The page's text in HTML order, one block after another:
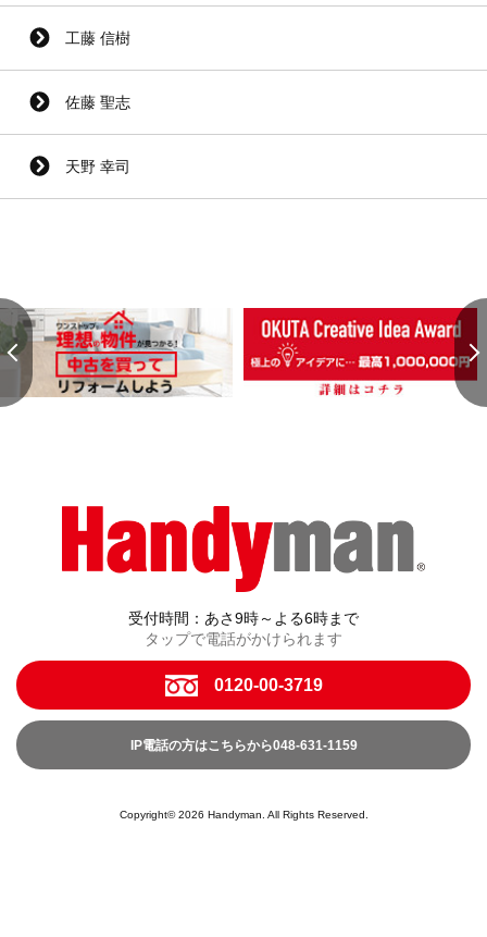
工藤 信樹
佐藤 聖志
天野 幸司
受付時間：あさ9時～よる6時まで
タップで電話がかけられます
0120-00-3719
IP電話の方はこちらから048-631-1159
Copyright© 2026 Handyman. All Rights Reserved.